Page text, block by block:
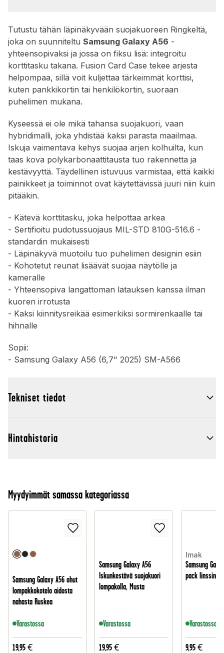
Tutustu tähän läpinäkyvään suojakuoreen Ringkeltä,
joka on suunniteltu Samsung Galaxy A56 -
yhteensopivaksi ja jossa on fiksu lisä: integroitu
korttitasku takana. Fusion Card Case tekee arjesta
helpompaa, sillä voit kuljettaa tärkeimmät korttisi,
kuten pankkikortin tai henkilökortin, suoraan
puhelimen mukana.
Kyseessä ei ole mikä tahansa suojakuori, vaan
hybridimalli, joka yhdistää kaksi parasta maailmaa.
Iskuja vaimentava kehys suojaa arjen kolhuilta, kun
taas kova polykarbonaattitausta tuo rakennetta ja
kestävyyttä. Täydellinen istuvuus varmistaa, että kaikki
painikkeet ja toiminnot ovat käytettävissä juuri niin kuin
pitääkin.
- Kätevä korttitasku, joka helpottaa arkea
- Sertifioitu pudotussuojaus MIL-STD 810G-516.6 -
standardin mukaisesti
- Läpinäkyvä muotoilu tuo puhelimen designin esiin
- Kohotetut reunat lisäävät suojaa näytölle ja
kameralle
- Yhteensopiva langattoman latauksen kanssa ilman
kuoren irrotusta
- Kaksi kiinnitysreikää esimerkiksi sormirenkaalle tai
hihnalle
Sopii:
- Samsung Galaxy A56 (6,7" 2025) SM-A566
Tekniset tiedot
Hintahistoria
Myydyimmät samassa kategoriassa
Samsung Galaxy A56 ohut
lompakkokotelo aidosta
nahasta Ruskea
Varastossa
19,95 €
Samsung Galaxy A56
Iskunkestävä suojakuori
lompakolla, Musta
Varastossa
19,95 €
Imak
Samsung
pack
Varastossa
9,95 €